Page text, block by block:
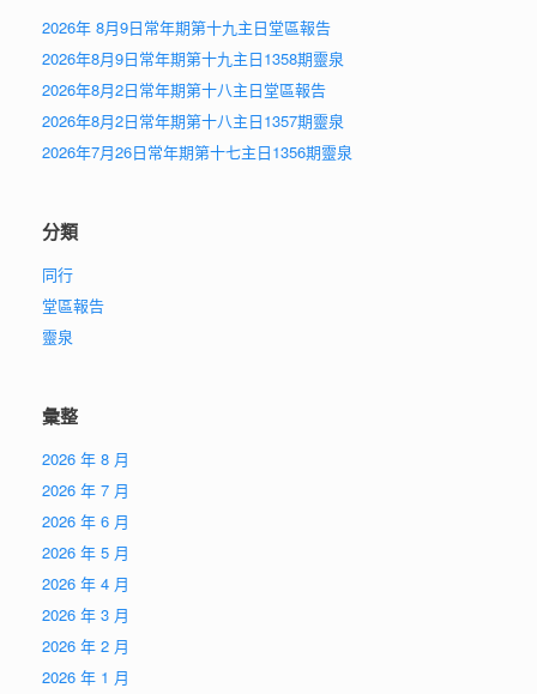
2026年 8月9日常年期第十九主日堂區報告
2026年8月9日常年期第十九主日1358期靈泉
2026年8月2日常年期第十八主日堂區報告
2026年8月2日常年期第十八主日1357期靈泉
2026年7月26日常年期第十七主日1356期靈泉
分類
同行
堂區報告
靈泉
彙整
2026 年 8 月
2026 年 7 月
2026 年 6 月
2026 年 5 月
2026 年 4 月
2026 年 3 月
2026 年 2 月
2026 年 1 月